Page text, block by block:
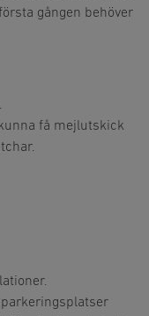
gången behöver
få mejlutskick